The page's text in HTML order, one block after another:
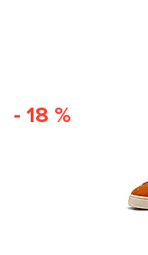
- 18 %